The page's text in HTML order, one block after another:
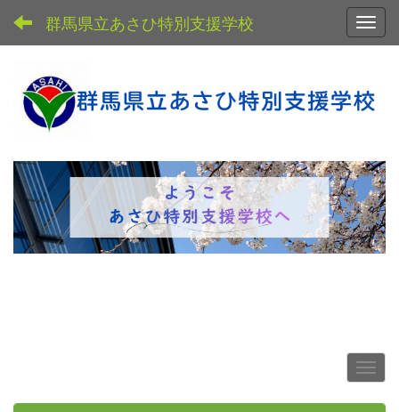
群馬県立あさひ特別支援学校